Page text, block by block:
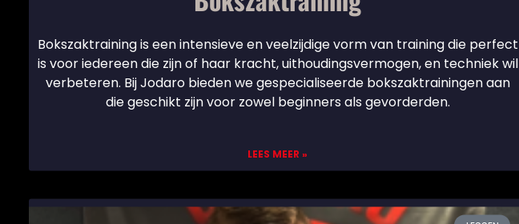
Bokszaktraining is een intensieve en veelzijdige vorm van training die perfect
is voor iedereen die zijn of haar kracht, uithoudingsvermogen, en techniek wil
verbeteren. Bij Jodaro bieden we gespecialiseerde bokszaktrainingen aan
die geschikt zijn voor zowel beginners als gevorderden.
LEES MEER »